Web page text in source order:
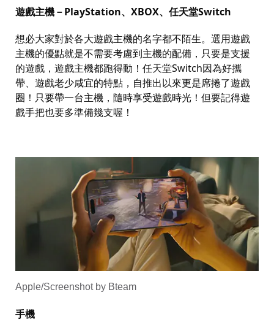
遊戲主機－PlayStation、 XBOX、任天堂Switch
想必大家對於各大遊戲主機的名字都不陌生。選用遊戲
主機的優點就是不需要考慮到主機的配備，只要是支援
的遊戲，遊戲主機都跑得動！任天堂Switch因為好攜
帶、遊戲老少咸宜的特點，自推出以來更是席捲了遊戲
圈！只要帶一台主機，隨時享受遊戲時光！但要記得遊
戲手把也要多準備幾支喔！
Apple/Screenshot by Bteam
手機